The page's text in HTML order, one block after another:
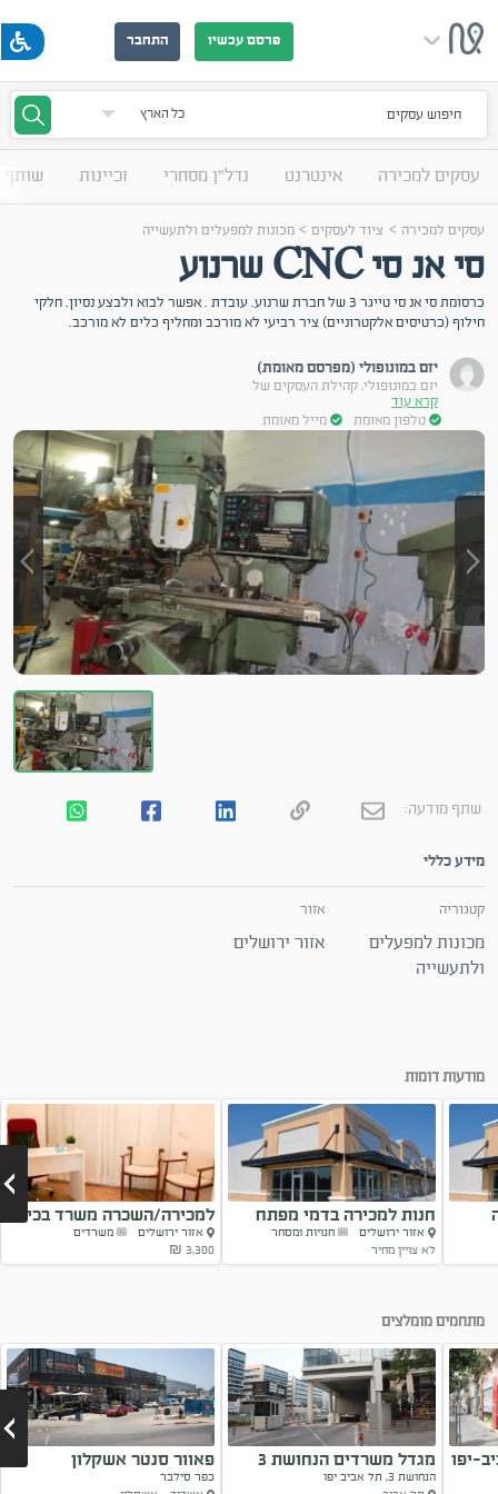
פרסם עכשיו התחבר
חיפוש עסקים
עסקים למכירה אינטרנט נדל"ן מסחרי זכיינות שותף
עסקים למכירה > ציוד לעסקים>מכונות למפעלים ולתעשייה
סי אנ סי CNC שרנוע
כרסומת סי אנ סי טייגר 3 של חברת שרנוע. עובדת . אפשר לבוא ולבצע נסיון. חלקי
חילוף (כרטיסים אלקטרוניים) ציר רביעי לא מורכב ומחליף כלים לא מורכב.
יזם במונופולי (מפרסם מאומת)
יזם במונופולי, קהילת העסקים של
קרא עוד
טלפון מאומת
מייל מאומת
שתף מודעה:
מידע כללי
קטגוריה
מכונות למפעלים
ולתעשייה
אזור
אזור ירושלים
מודעות דומות
חנות למכירה בדמי מפתח
אזור ירושלים
חנויות ומסחר
לא צויין מחיר
למכירה/השכרה משרד בכיכר
דניה
אזור ירושלים
משרדים
3,300 ₪
מתחמים מומלצים
מגדל משרדים הנחושת 3
תל...
הנחושת 3, תל אביב יפו
פאוור סנטר אשקלון
כפר סילבר